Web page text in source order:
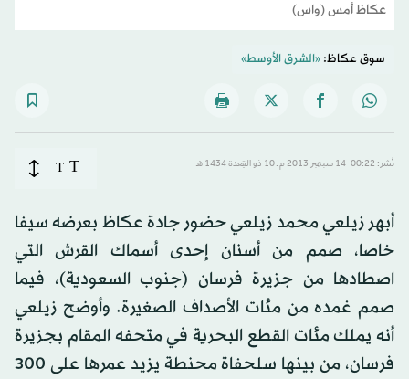
عكاظ أمس (واس)
سوق عكاظ:«الشرق الأوسط»
نُشر: 00:22-14 سبتمبر 2013 م ـ 10 ذو القِعدة 1434 هـ T
T
أبهر زيلعي محمد زيلعي حضور جادة عكاظ بعرضه سيفا
خاصا، صمم من أسنان إحدى أسماك القرش التي
اصطادها من جزيرة فرسان (جنوب السعودية)، فيما
صمم غمده من مئات الأصداف الصغيرة. وأوضح زيلعي
أنه يملك مئات القطع البحرية في متحفه المقام بجزيرة
فرسان، من بينها سلحفاة محنطة يزيد عمرها على 300